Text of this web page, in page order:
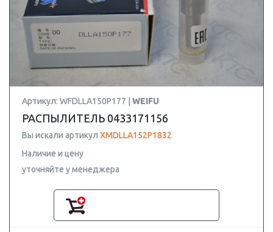
Артикул: WFDLLA150P177 | WEIFU
РАСПЫЛИТЕЛЬ 0433171156
Вы искали артикул XMDLLA152P1832
Наличие и цену
уточняйте у менеджера